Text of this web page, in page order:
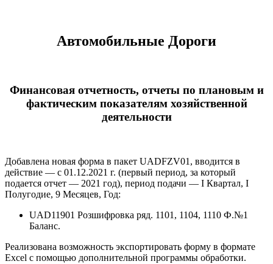
Автомобильные Дороги
Финансовая отчетность, отчеты по плановым и
фактическим показателям хозяйственной
деятельности
Добавлена новая форма в пакет UADFZV01, вводится в
действие — с 01.12.2021 г. (первый период, за который
подается отчет — 2021 год), период подачи — І Квартал, І
Полугодие, 9 Месяцев, Год:
UAD11901 Розшифровка ряд. 1101, 1104, 1110 Ф.№1
Баланс.
Реализована возможность экспортировать форму в формате
Excel с помощью дополнительной программы обработки.